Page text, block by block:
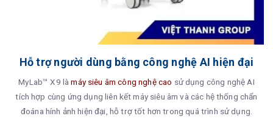
Hỗ trợ người dùng bằng công nghệ AI hiện đại
MyLab™ X9 làmáy siêu âm công nghệ cao sử dụng công nghệ AI
tích hợp cùng ứng dụng liên kết máy siêu âm và các hệ thống chẩn
đoána hính ảnh hiện đại, hỗ trợ tốt hơn trong quá trình sử dụng.